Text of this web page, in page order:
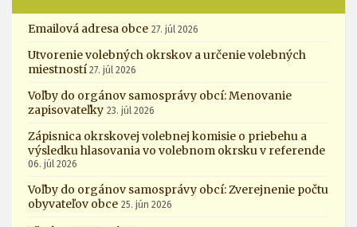
Emailová adresa obce 27. júl 2026
Utvorenie volebných okrskov a určenie volebných
miestností 27. júl 2026
Voľby do orgánov samosprávy obcí: Menovanie
zapisovateľky 23. júl 2026
Zápisnica okrskovej volebnej komisie o priebehu a
výsledku hlasovania vo volebnom okrsku v referende
06. júl 2026
Voľby do orgánov samosprávy obcí: Zverejnenie počtu
obyvateľov obce 25. jún 2026